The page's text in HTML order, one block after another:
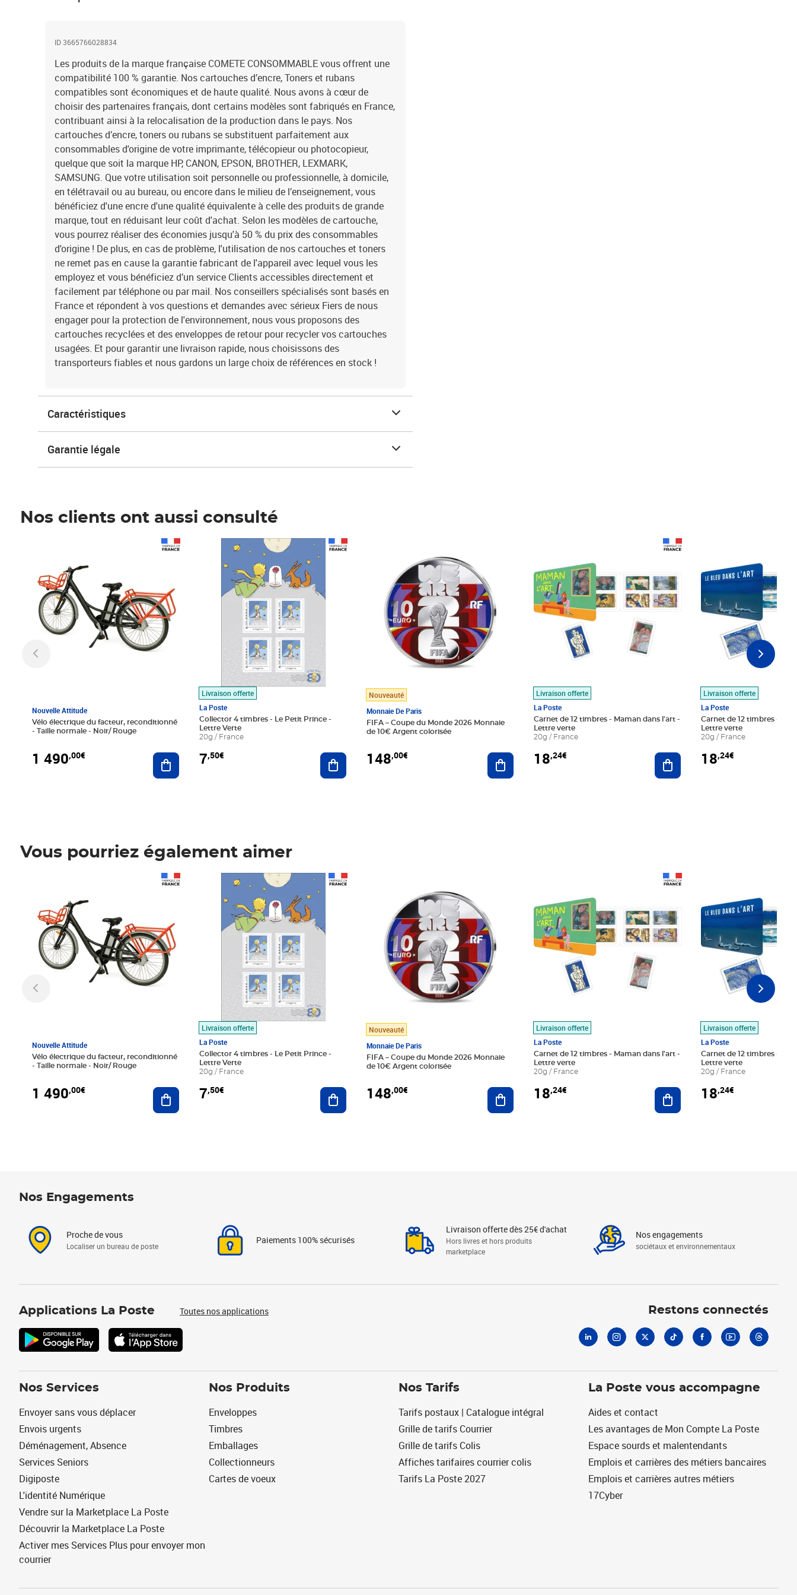
ID 3665766028834
Les produits de la marque française COMETE CONSOMMABLE vous offrent une
compatibilité 100 % garantie. Nos cartouches d’encre, Toners et rubans
compatibles sont économiques et de haute qualité. Nous avons à cœur de
choisir des partenaires français, dont certains modèles sont fabriqués en France,
contribuant ainsi à la relocalisation de la production dans le pays. Nos
cartouches d’encre, toners ou rubans se substituent parfaitement aux
consommables d'origine de votre imprimante, télécopieur ou photocopieur,
quelque que soit la marque HP, CANON, EPSON, BROTHER, LEXMARK,
SAMSUNG. Que votre utilisation soit personnelle ou professionnelle, à domicile,
en télétravail ou au bureau, ou encore dans le milieu de l’enseignement, vous
bénéficiez d'une encre d'une qualité équivalente à celle des produits de grande
marque, tout en réduisant leur coût d'achat. Selon les modèles de cartouche,
vous pourrez réaliser des économies jusqu'à 50 % du prix des consommables
d'origine ! De plus, en cas de problème, l'utilisation de nos cartouches et toners
ne remet pas en cause la garantie fabricant de l'appareil avec lequel vous les
employez et vous bénéficiez d’un service Clients accessibles directement et
facilement par téléphone ou par mail. Nos conseillers spécialisés sont basés en
France et répondent à vos questions et demandes avec sérieux Fiers de nous
engager pour la protection de l'environnement, nous vous proposons des
cartouches recyclées et des enveloppes de retour pour recycler vos cartouches
usagées. Et pour garantir une livraison rapide, nous choisissons des
transporteurs fiables et nous gardons un large choix de références en stock !
Caractéristiques
Garantie légale
Nos clients ont aussi consulté
Nouvelle Attitude
Vélo électrique du facteur, reconditionné
- Taille normale - Noir/ Rouge
1 490,00€ Ajouter au panier
Livraison offerte
La Poste
Collector 4 timbres - Le Petit Prince -
Lettre Verte
20g / France
7,50€
Prix 7,50€
Ajouter au panier
Nouveauté
Monnaie De Paris
FIFA – Coupe du Monde 2026 Monnaie
de 10€ Argent colorisée
148,00€ Ajouter au panier
Livraison offerte
La Poste
Carnet de 12 timbres - Maman dans l'art -
Lettre verte
20g / France
18,24€ Ajouter au panier
Livraison offerte
La Poste
Carnet de 12 timbres - Le
Lettre verte
20g / France
18,24€
Vous pourriez également aimer
Nouvelle Attitude
Vélo électrique du facteur, reconditionné
- Taille normale - Noir/ Rouge
1 490,00€ Ajouter au panier
Livraison offerte
La Poste
Collector 4 timbres - Le Petit Prince -
Lettre Verte
20g / France
7,50€
Prix 7,50€
Ajouter au panier
Nouveauté
Monnaie De Paris
FIFA – Coupe du Monde 2026 Monnaie
de 10€ Argent colorisée
148,00€ Ajouter au panier
Livraison offerte
La Poste
Carnet de 12 timbres - Maman dans l'art -
Lettre verte
20g / France
18,24€ Ajouter au panier
Livraison offerte
La Poste
Carnet de 12 timbres - Le
Lettre verte
20g / France
18,24€
Nos Engagements
Proche de vous
Localiser un bureau de poste
Paiements 100% sécurisés
Livraison offerte dès 25€ d'achat
Hors livres et hors produits
marketplace
Nos engagements
sociétaux et environnementaux
Applications La Poste Toutes nos applications Restons connectés
Nos Services
Envoyer sans vous déplacer
Envois urgents
Déménagement, Absence
Services Seniors
Digiposte
L'identité Numérique
Vendre sur la Marketplace La Poste
Découvrir la Marketplace La Poste
Activer mes Services Plus pour envoyer mon
courrier
Nos Produits
Enveloppes
Timbres
Emballages
Collectionneurs
Cartes de voeux
Nos Tarifs
Tarifs postaux | Catalogue intégral
Grille de tarifs Courrier
Grille de tarifs Colis
Affiches tarifaires courrier colis
Tarifs La Poste 2027
La Poste vous accompagne
Aides et contact
Les avantages de Mon Compte La Poste
Espace sourds et malentendants
Emplois et carrières des métiers bancaires
Emplois et carrières autres métiers
17Cyber